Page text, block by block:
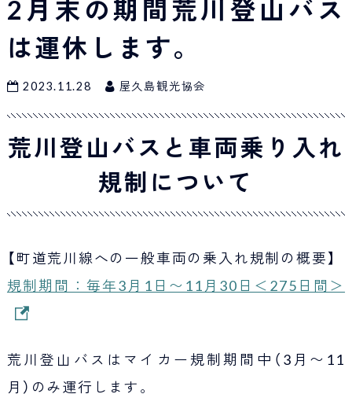
2月末の期間荒川登山バス
は運休します。
2023.11.28 屋久島観光協会
荒川登山バスと車両乗り入れ
規制について
【町道荒川線への一般車両の乗入れ規制の概要】
規制期間：毎年3月1日〜11月30日＜275日間＞
荒川登山バスはマイカー規制期間中（3月〜11
月）のみ運行します。